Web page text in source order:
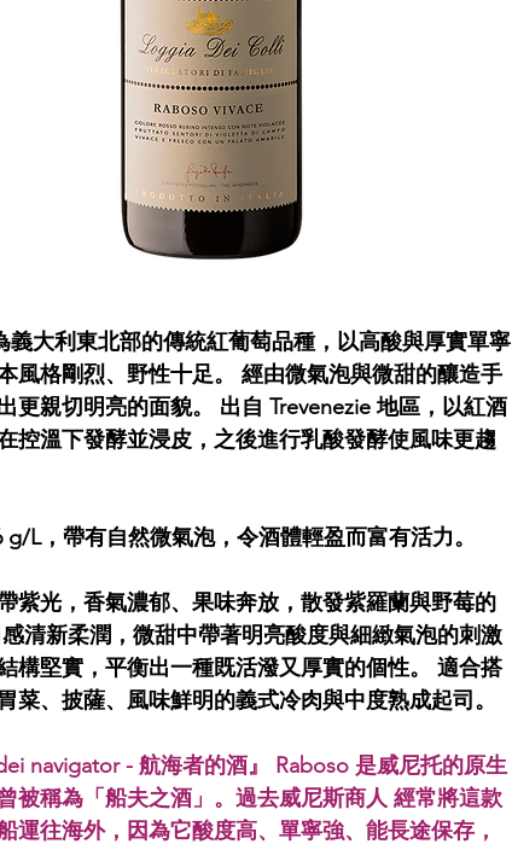
義大利東北部的傳統紅葡萄品種，以高酸與厚實單寧
風格剛烈、野性十足。 經由微氣泡與微甜的釀造手
更親切明亮的面貌。 出自 Trevenezie 地區，以紅酒
控溫下發酵並浸皮，之後進行乳酸發酵使風味更趨
g/L，帶有自然微氣泡，令酒體輕盈而富有活力。
紫光，香氣濃郁、果味奔放，散發紫羅蘭與野莓的
清新柔潤，微甜中帶著明亮酸度與細緻氣泡的刺激
構堅實，平衡出一種既活潑又厚實的個性。 適合搭
菜、披薩、風味鮮明的義式冷肉與中度熟成起司。
navigator - 航海者的酒』 Raboso 是威尼托的原生
被稱為「船夫之酒」。過去威尼斯商人 經常將這款
運往海外，因為它酸度高、單寧強、能長途保存，